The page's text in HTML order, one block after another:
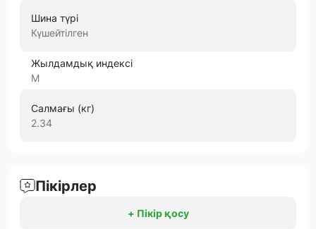
Шина түрі
Күшейтілген
Жылдамдық индексі
M
Салмағы (кг)
2.34
Пікірлер
+ Пікір қосу